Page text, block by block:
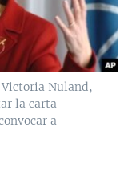
Nuland,
la carta
a